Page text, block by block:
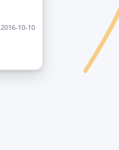
2016-10-10